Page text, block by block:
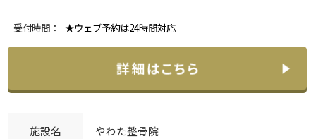
受付時間： ★ウェブ予約は24時間対応
施設名 やわた整骨院